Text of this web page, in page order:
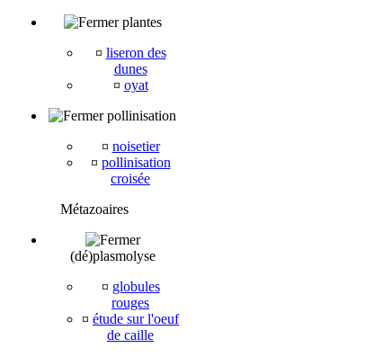
plantes
¤ liseron des
dunes
¤ oyat
pollinisation
¤ noisetier
¤ pollinisation
croisée
Métazoaires
(dé)plasmolyse
¤ globules
rouges
¤ étude sur l'oeuf
de caille